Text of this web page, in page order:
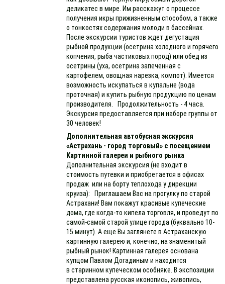
деликатес в мире. Им расскажут о процессе
получения икры прижизненным способом, а также
о тонкостях содержания молоди в бассейнах.
После экскурсии туристов ждет дегустация
рыбной продукции (осетрина холодного и горячего
копчения, рыба частиковых пород) или обед из
осетрины (уха, осетрина запеченная с
картофелем, овощная нарезка, компот). Имеется
возможность искупаться в купальне (вода
проточная) и купить рыбную продукцию по ценам
производителя. Продолжительность - 4 часа.
Экскурсия предоставляется при наборе группы от
30 человек!
Дополнительная автобусная экскурсия
«Астрахань - город торговый» с посещением
Картинной галереи и рыбного рынка
Дополнительная экскурсия (не входит в
стоимость путевки и приобретается в офисах
продаж или на борту теплохода у дирекции
круиза): Приглашаем Вас на прогулку по старой
Астрахани! Вам покажут красивые купеческие
дома, где когда-то кипела торговля, и проведут по
самой-самой старой улице города (буквально 10-
15 минут). А еще Вы заглянете в Астраханскую
картинную галерею и, конечно, на знаменитый
рыбный рынок! Картинная галерея основана
купцом Павлом Догадиным и находится
в старинном купеческом особняке. В экспозиции
представлена русская иконопись, живопись,